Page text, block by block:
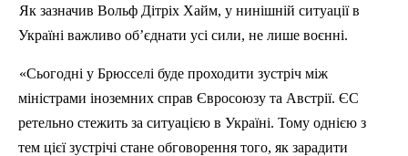
Як зазначив Вольф Дітріх Хайм, у нинішній ситуації в
Україні важливо об’єднати усі сили, не лише воєнні.
«Сьогодні у Брюсселі буде проходити зустріч між
міністрами іноземних справ Євросоюзу та Австрії. ЄС
ретельно стежить за ситуацією в Україні. Тому однією з
тем цієї зустрічі стане обговорення того, як зарадити